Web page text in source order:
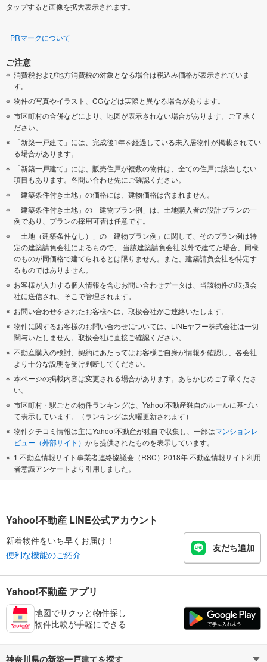
タップすると画像を拡大表示されます。
PRマークについて
ご注意
消費税および地方消費税の対象となる場合は税込み価格が表示されていま
す。
物件の写真やイラスト、CGなどは実際と異なる場合があります。
市区町村の合併などにより、地図が表示されない場合があります。ご了承く
ださい。
「新築一戸建て」には、完成後1年を経過している未入居物件が掲載されてい
る場合があります。
「新築一戸建て」には、販売住戸が複数の物件は、全ての住戸に該当しない
項目もあります。各問い合わせ先にご確認ください。
「建築条件付き土地」の価格には、建物価格は含まれません。
「建築条件付き土地」の「建物プラン例」は、土地購入者の設計プランの一
例であり、プランの採用可否は任意です。
「土地（建築条件なし）」の「建物プラン例」に関して、そのプラン例は特
定の建築請負会社によるもので、 当該建築請負会社以外で建てた場合、同様
のものが同価格で建てられるとは限りません。また、建築請負会社を特定す
るものではありません。
お客様が入力する個人情報を含むお問い合わせデータは、当該物件の取扱会
社に送信され、そこで管理されます。
お問い合わせをされたお客様へは、取扱会社がご連絡いたします。
物件に関するお客様のお問い合わせについては、LINEヤフー株式会社は一切
関与いたしません。取扱会社に直接ご確認ください。
不動産購入の検討、契約にあたってはお客様ご自身が情報を確認し、各会社
より十分な説明を受け判断してください。
本ページの掲載内容は変更される場合があります。あらかじめご了承くださ
い。
市区町村・駅ごとの物件ランキングは、Yahoo!不動産独自のルールに基づい
て表示しています。（ランキングは火曜更新されます）
物件クチコミ情報は主にYahoo!不動産が独自で収集し、一部はマンションレ
ビュー（外部サイト） から提供されたものを表示しています。
1 不動産情報サイト事業者連絡協議会（RSC）2018年 不動産情報サイト利用
者意識アンケートより引用しました。
Yahoo!不動産 LINE公式アカウント
新着物件をいち早くお届け！
便利な機能のご紹介
友だち追加
Yahoo!不動産 アプリ
地図でサクッと物件探し
物件比較が手軽にできる
神奈川県の新築一戸建てを探す